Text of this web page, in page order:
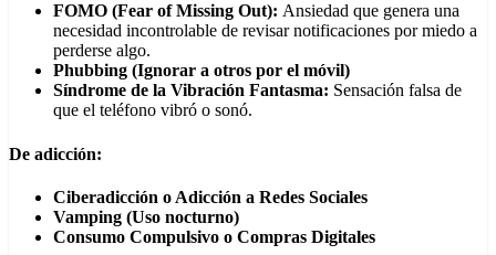
FOMO (Fear of Missing Out): Ansiedad que genera una
necesidad incontrolable de revisar notificaciones por miedo a
perderse algo.
Phubbing (Ignorar a otros por el móvil)
Síndrome de la Vibración Fantasma: Sensación falsa de
que el teléfono vibró o sonó.
De adicción:
Ciberadicción o Adicción a Redes Sociales
Vamping (Uso nocturno)
Consumo Compulsivo o Compras Digitales